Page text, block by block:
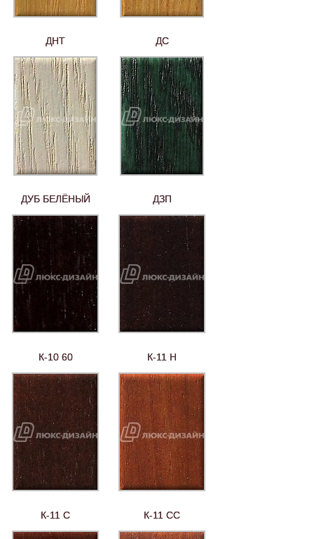
ДНТ ДС
ДУБ БЕЛЁНЫЙ ДЗП
К-10 60 К-11 Н
К-11 С К-11 СС